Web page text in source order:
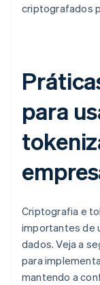
criptografados
para
Criptografia e
importantes de
dados. Veja a
para
mantendo a